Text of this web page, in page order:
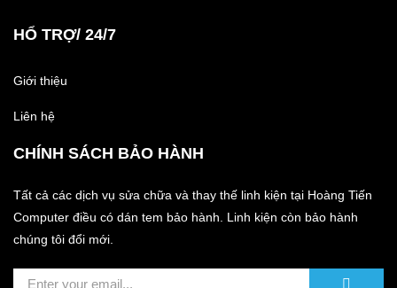
HỔ TRỢ/ 24/7
Giới thiệu
Liên hệ
CHÍNH SÁCH BẢO HÀNH
Tất cả các dịch vụ sửa chữa và thay thế linh kiện tại Hoàng Tiến
Computer điều có dán tem bảo hành. Linh kiện còn bảo hành
chúng tôi đổi mới.